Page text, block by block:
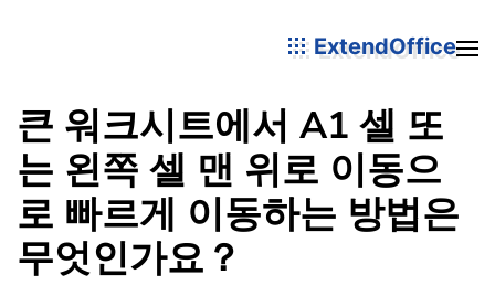
ExtendOffice
큰 워크시트에서 A1 셀 또
는 왼쪽 셀 맨 위로 이동으
로 빠르게 이동하는 방법은
무엇인가요？